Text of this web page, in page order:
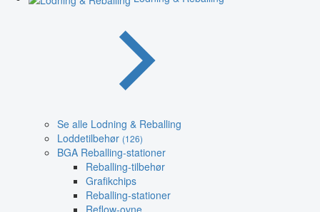
Se alle Lodning & Reballing
Loddetilbehør (126)
BGA Reballing-stationer
Reballing-tilbehør
Grafikchips
Reballing-stationer
Reflow-ovne